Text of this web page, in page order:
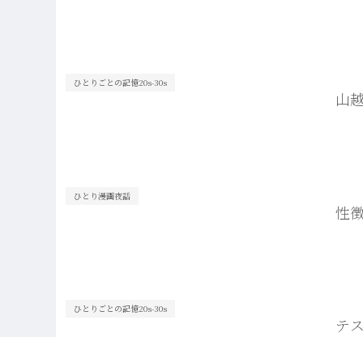
ひとりごとの記憶20s-30s
山
ひとり漫画夜話
性
ひとりごとの記憶20s-30s
テ